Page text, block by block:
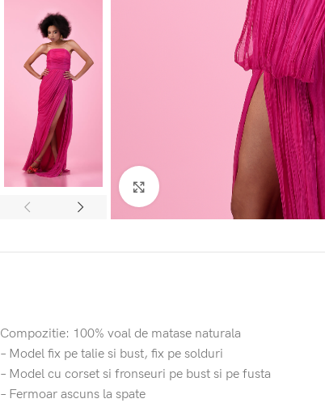
Click to enlarge
Compozitie: 100% voal de matase naturala
– Model fix pe talie si bust, fix pe solduri
– Model cu corset si fronseuri pe bust si pe fusta
– Fermoar ascuns la spate